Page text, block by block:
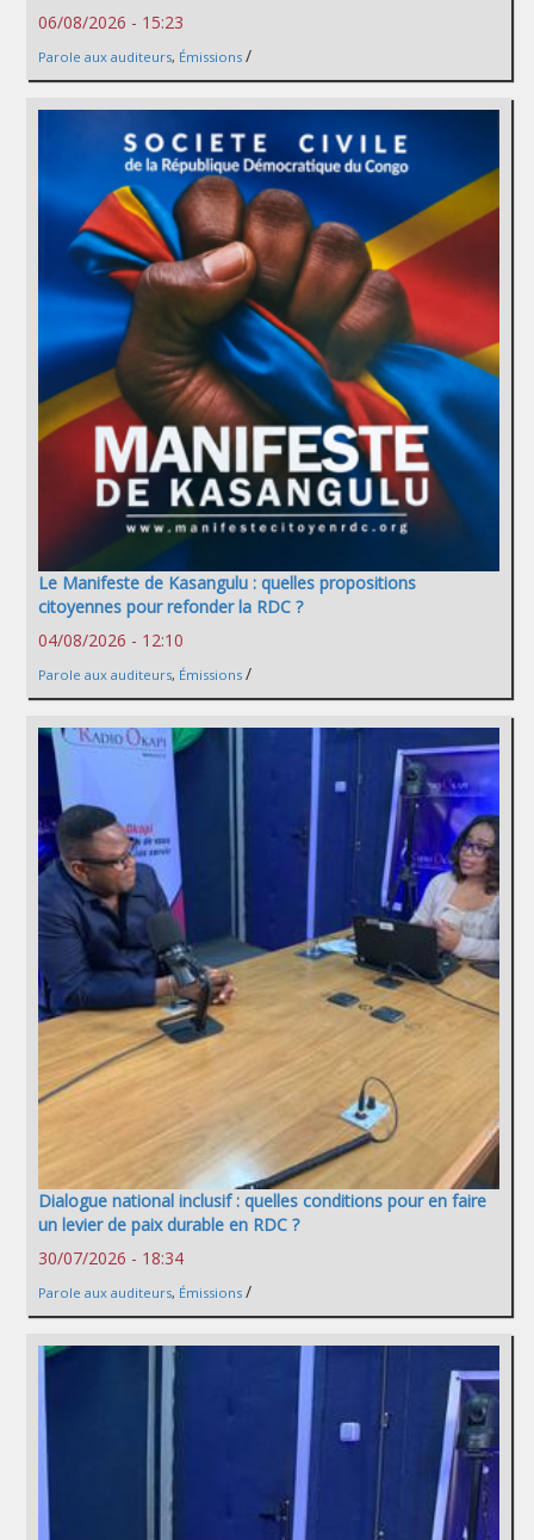
06/08/2026 - 15:23
Parole aux auditeurs, Émissions /
Le Manifeste de Kasangulu : quelles propositions
citoyennes pour refonder la RDC ?
04/08/2026 - 12:10
Parole aux auditeurs, Émissions /
Dialogue national inclusif : quelles conditions pour en faire
un levier de paix durable en RDC ?
30/07/2026 - 18:34
Parole aux auditeurs, Émissions /